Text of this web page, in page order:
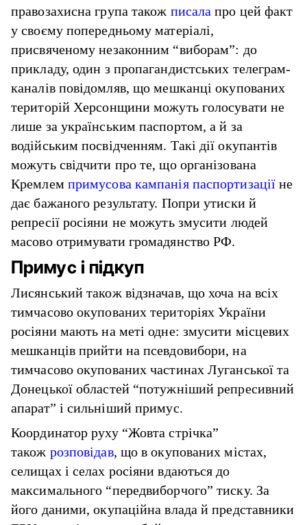
правозахисна група також писала про цей факт
у своєму попередньому матеріалі,
присвяченому незаконним “виборам”: до
прикладу, один з пропагандистських телеграм-
каналів повідомляв, що мешканці окупованих
територій Херсонщини можуть голосувати не
лише за українським паспортом, а й за
водійським посвідченням. Такі дії окупантів
можуть свідчити про те, що організована
Кремлем примусова кампанія паспортизації не
дає бажаного результату. Попри утиски й
репресії росіяни не можуть змусити людей
масово отримувати громадянство РФ.
Примус і підкуп
Лисянський також відзначав, що хоча на всіх
тимчасово окупованих територіях України
росіяни мають на меті одне: змусити місцевих
мешканців прийти на псевдовибори, на
тимчасово окупованих частинах Луганської та
Донецької областей “потужніший репресивний
апарат” і сильніший примус.
Координатор руху “Жовта стрічка”
також розповідав, що в окупованих містах,
селищах і селах росіяни вдаються до
максимального “передвиборчого” тиску. За
його даними, окупаційна влада й представники